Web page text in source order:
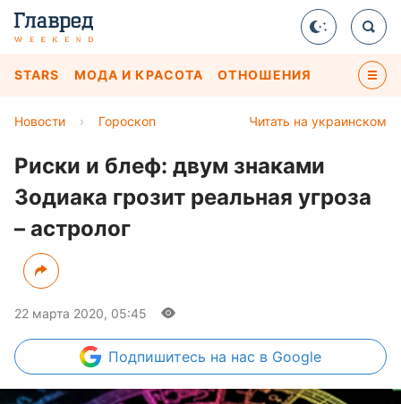
STARS МОДА И КРАСОТА ОТНОШЕНИЯ
Читать на украинском
Новости › Гороскоп
Риски и блеф: двум знаками
Зодиака грозит реальная угроза
– астролог
22 марта 2020, 05:45
Подпишитесь на нас в Google